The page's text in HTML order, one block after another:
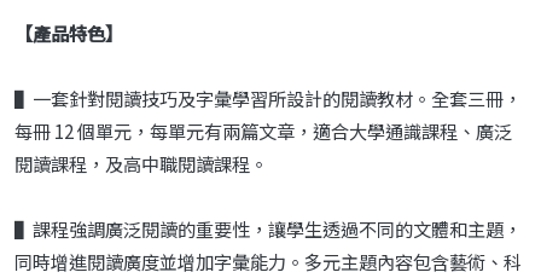
【產品特色】
▌一套針對閱讀技巧及字彙學習所設計的閱讀教材。全套三冊，
每冊 12 個單元，每單元有兩篇文章，適合大學通識課程、廣泛
閱讀課程，及高中職閱讀課程。
▌課程強調廣泛閱讀的重要性，讓學生透過不同的文體和主題，
同時增進閱讀廣度並增加字彙能力。多元主題內容包含藝術、科